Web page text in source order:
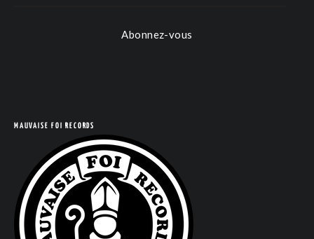
Abonnez-vous
MAUVAISE FOI RECORDS